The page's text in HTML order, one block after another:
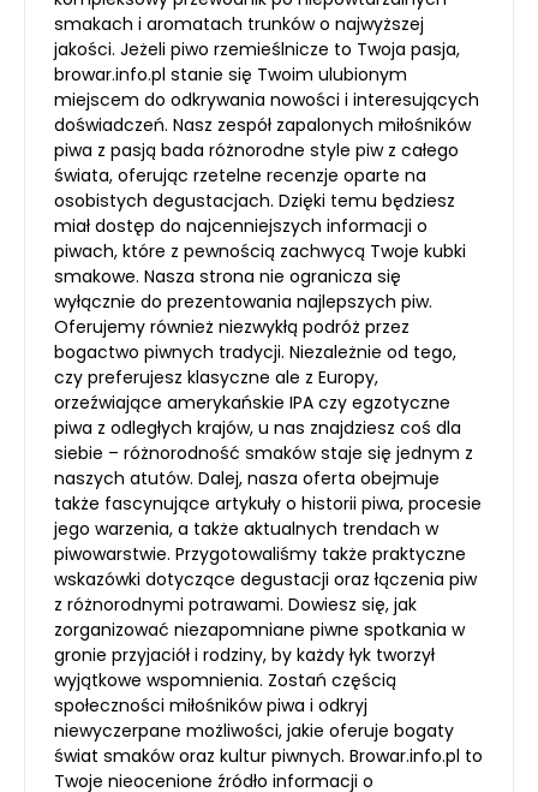
smakach i aromatach trunków o najwyższej
jakości. Jeżeli piwo rzemieślnicze to Twoja pasja,
browar.info.pl stanie się Twoim ulubionym
miejscem do odkrywania nowości i interesujących
doświadczeń. Nasz zespół zapalonych miłośników
piwa z pasją bada różnorodne style piw z całego
świata, oferując rzetelne recenzje oparte na
osobistych degustacjach. Dzięki temu będziesz
miał dostęp do najcenniejszych informacji o
piwach, które z pewnością zachwycą Twoje kubki
smakowe. Nasza strona nie ogranicza się
wyłącznie do prezentowania najlepszych piw.
Oferujemy również niezwykłą podróż przez
bogactwo piwnych tradycji. Niezależnie od tego,
czy preferujesz klasyczne ale z Europy,
orzeźwiające amerykańskie IPA czy egzotyczne
piwa z odległych krajów, u nas znajdziesz coś dla
siebie – różnorodność smaków staje się jednym z
naszych atutów. Dalej, nasza oferta obejmuje
także fascynujące artykuły o historii piwa, procesie
jego warzenia, a także aktualnych trendach w
piwowarstwie. Przygotowaliśmy także praktyczne
wskazówki dotyczące degustacji oraz łączenia piw
z różnorodnymi potrawami. Dowiesz się, jak
zorganizować niezapomniane piwne spotkania w
gronie przyjaciół i rodziny, by każdy łyk tworzył
wyjątkowe wspomnienia. Zostań częścią
społeczności miłośników piwa i odkryj
niewyczerpane możliwości, jakie oferuje bogaty
świat smaków oraz kultur piwnych. Browar.info.pl to
Twoje nieocenione źródło informacji o